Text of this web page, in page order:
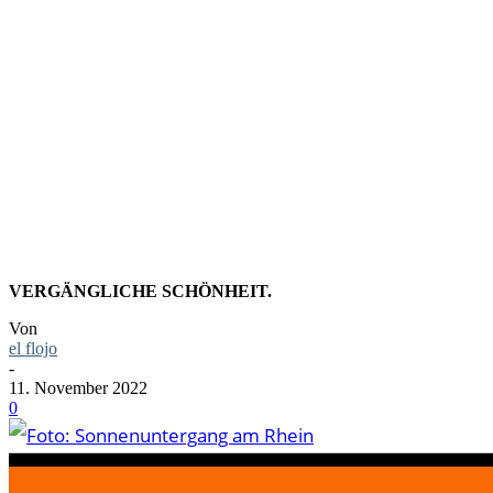
VERGÄNGLICHE SCHÖNHEIT.
Von
el flojo
-
11. November 2022
0